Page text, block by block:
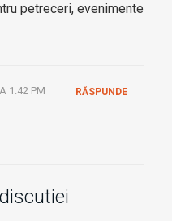
petreceri, evenimente
1:42 PM RĂSPUNDE